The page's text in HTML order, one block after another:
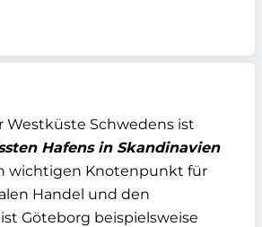
Westküste Schwedens ist
Hafens in Skandinavien
wichtigen Knotenpunkt für
Handel und den
Göteborg beispielsweise